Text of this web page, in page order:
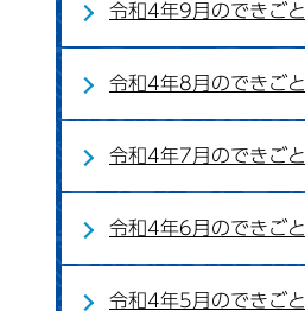
令和4年9月のできごと
令和4年8月のできごと
令和4年7月のできごと
令和4年6月のできごと
令和4年5月のできごと